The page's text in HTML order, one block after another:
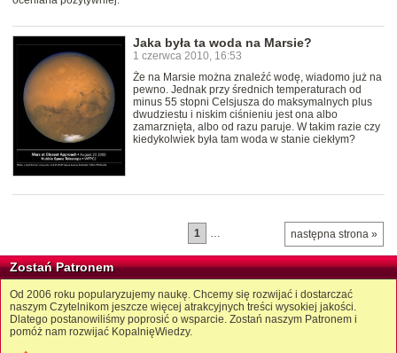
Jaka była ta woda na Marsie?
1 czerwca 2010, 16:53
Że na Marsie można znaleźć wodę, wiadomo już na
pewno. Jednak przy średnich temperaturach od
minus 55 stopni Celsjusza do maksymalnych plus
dwudziestu i niskim ciśnieniu jest ona albo
zamarznięta, albo od razu paruje. W takim razie czy
kiedykolwiek była tam woda w stanie ciekłym?
następna strona »
1 …
Zostań Patronem
Od 2006 roku popularyzujemy naukę. Chcemy się rozwijać i dostarczać
naszym Czytelnikom jeszcze więcej atrakcyjnych treści wysokiej jakości.
Dlatego postanowiliśmy poprosić o wsparcie. Zostań naszym Patronem i
pomóż nam rozwijać KopalnięWiedzy.